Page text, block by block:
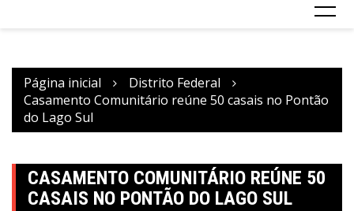
Página inicial
Distrito Federal
Casamento Comunitário reúne 50 casais no Pontão
do Lago Sul
CASAMENTO COMUNITÁRIO REÚNE 50
CASAIS NO PONTÃO DO LAGO SUL